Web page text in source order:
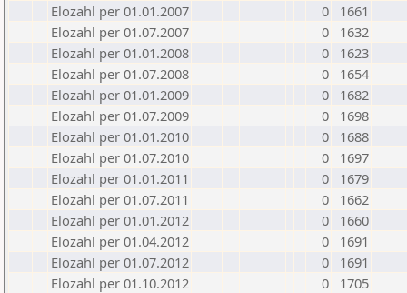
Elozahl per 01.01.2007
0
1661
Elozahl per 01.07.2007
0
1632
Elozahl per 01.01.2008
0
1623
Elozahl per 01.07.2008
0
1654
Elozahl per 01.01.2009
0
1682
Elozahl per 01.07.2009
0
1698
Elozahl per 01.01.2010
0
1688
Elozahl per 01.07.2010
0
1697
Elozahl per 01.01.2011
0
1679
Elozahl per 01.07.2011
0
1662
Elozahl per 01.01.2012
0
1660
Elozahl per 01.04.2012
0
1691
Elozahl per 01.07.2012
0
1691
Elozahl per 01.10.2012
0
1705